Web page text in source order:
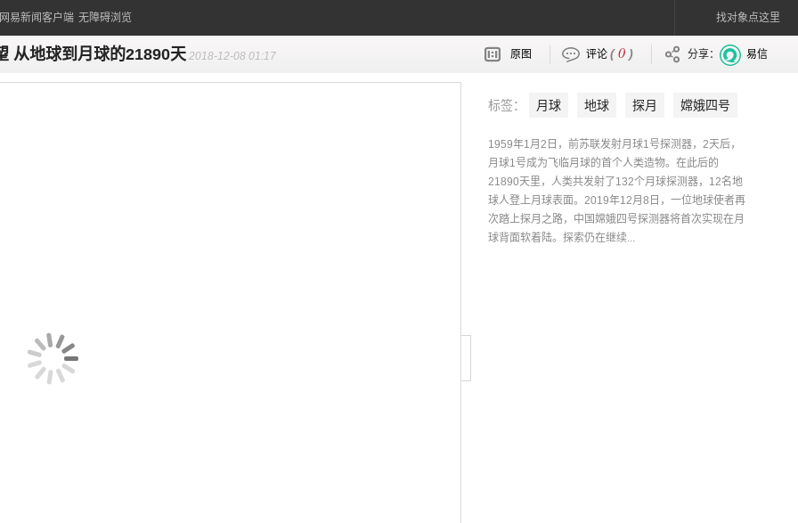
易新闻客户端 无障碍浏览 找对象点这里
从地球到月球的21890天 2018-12-08 01:17 原图 评论 (0 ) 分享： 易信
标签： 月球 地球 探月
嫦娥四号
1959年1月2日，前苏联发射月球1号探测器，2天后，
月球1号成为飞临月球的首个人类造物。在此后的
21890天里，人类共发射了132个月球探测器，12名地
球人登上月球表面。2019年12月8日，一位地球使者再
次踏上探月之路，中国嫦娥四号探测器将首次实现在月
球背面软着陆。探索仍在继续...